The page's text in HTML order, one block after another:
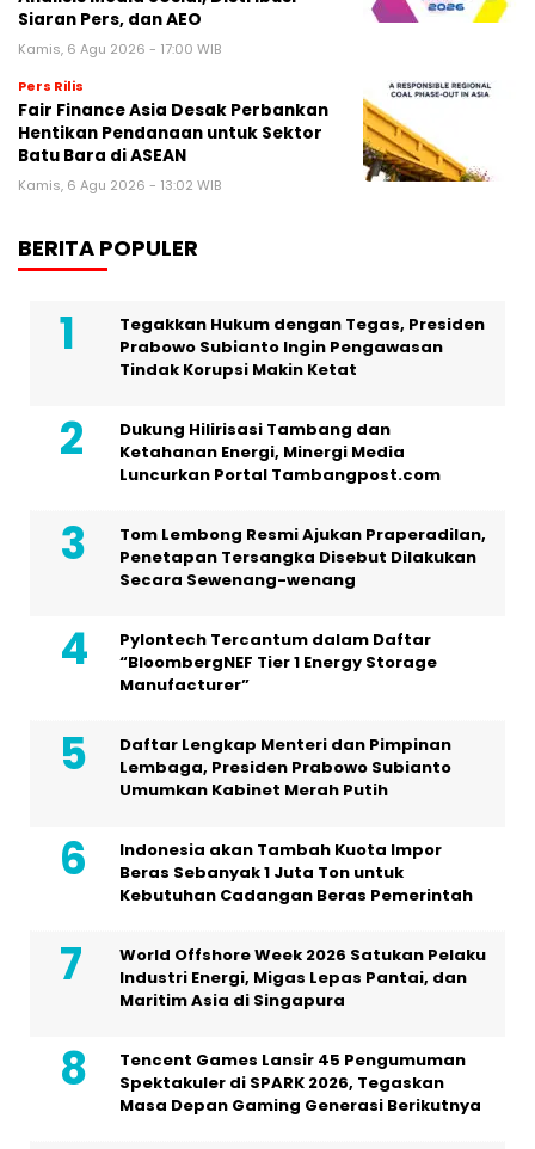
Siaran Pers, dan AEO
Kamis, 6 Agu 2026 - 17:00 WIB
Pers Rilis
Fair Finance Asia Desak Perbankan
Hentikan Pendanaan untuk Sektor
Batu Bara di ASEAN
Kamis, 6 Agu 2026 - 13:02 WIB
BERITA POPULER
Tegakkan Hukum dengan Tegas, Presiden
Prabowo Subianto Ingin Pengawasan
Tindak Korupsi Makin Ketat
Dukung Hilirisasi Tambang dan
Ketahanan Energi, Minergi Media
Luncurkan Portal Tambangpost.com
Tom Lembong Resmi Ajukan Praperadilan,
Penetapan Tersangka Disebut Dilakukan
Secara Sewenang-wenang
Pylontech Tercantum dalam Daftar
“BloombergNEF Tier 1 Energy Storage
Manufacturer”
Daftar Lengkap Menteri dan Pimpinan
Lembaga, Presiden Prabowo Subianto
Umumkan Kabinet Merah Putih
Indonesia akan Tambah Kuota Impor
Beras Sebanyak 1 Juta Ton untuk
Kebutuhan Cadangan Beras Pemerintah
World Offshore Week 2026 Satukan Pelaku
Industri Energi, Migas Lepas Pantai, dan
Maritim Asia di Singapura
Tencent Games Lansir 45 Pengumuman
Spektakuler di SPARK 2026, Tegaskan
Masa Depan Gaming Generasi Berikutnya